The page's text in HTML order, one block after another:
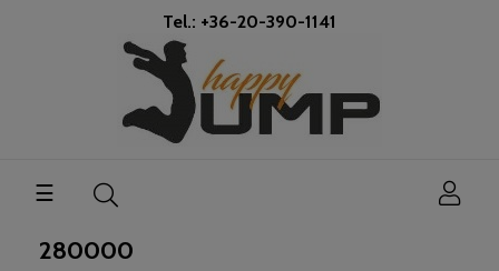
Tel.: +36-20-390-1141
Toggle
navigation
☰
280000